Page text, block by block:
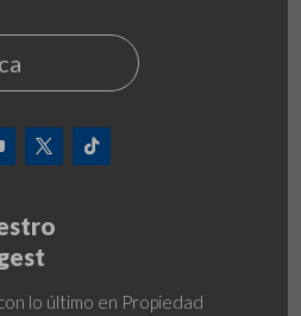
lo último en Propiedad